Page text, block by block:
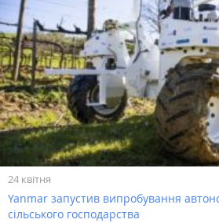
24 квітня
Yanmar запустив випробування
сільського господарства